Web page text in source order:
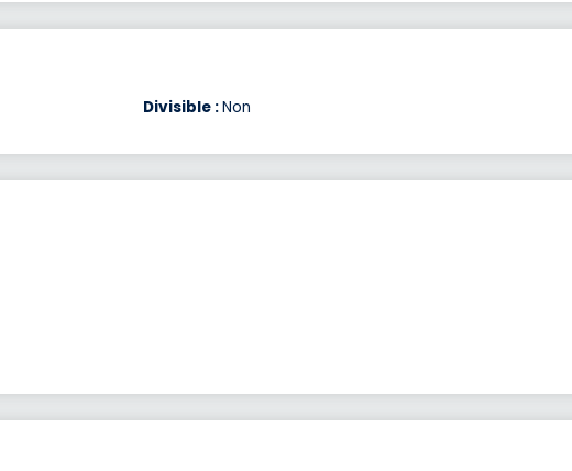
Divisible :Non